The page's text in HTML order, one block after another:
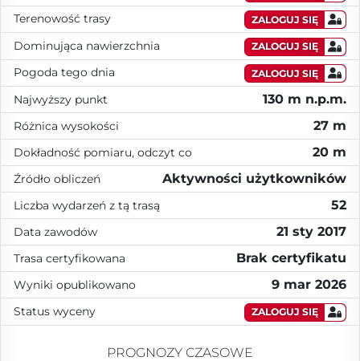
Terenowość trasy ZALOGUJ SIĘ
Dominująca nawierzchnia ZALOGUJ SIĘ
Pogoda tego dnia ZALOGUJ SIĘ
Najwyższy punkt 130 m n.p.m.
Różnica wysokości 27 m
Dokładność pomiaru, odczyt co 20 m
Źródło obliczeń Aktywności użytkowników
Liczba wydarzeń z tą trasą 52
Data zawodów 21 sty 2017
Trasa certyfikowana Brak certyfikatu
Wyniki opublikowano 9 mar 2026
Status wyceny ZALOGUJ SIĘ
PROGNOZY CZASOWE